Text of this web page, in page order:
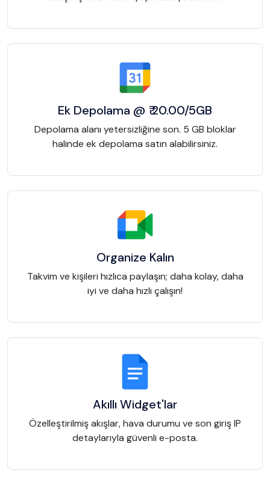
Ek Depolama @ ₹ 20.00/5GB
Depolama alanı yetersizliğine son. 5 GB bloklar
halinde ek depolama satın alabilirsiniz.
Organize Kalın
Takvim ve kişileri hızlıca paylaşın; daha kolay, daha
iyi ve daha hızlı çalışın!
Akıllı Widget'lar
Özelleştirilmiş akışlar, hava durumu ve son giriş IP
detaylarıyla güvenli e-posta.